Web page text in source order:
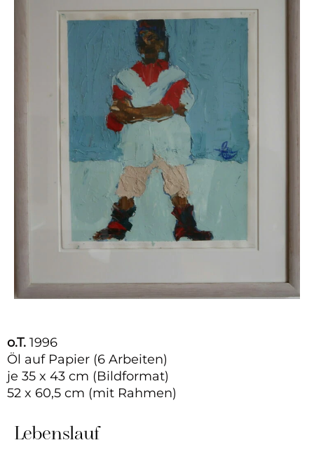
o.T. 1996
Öl auf Papier (6 Arbeiten)
je 35 x 43 cm (Bildformat)
52 x 60,5 cm (mit Rahmen)
Lebenslauf